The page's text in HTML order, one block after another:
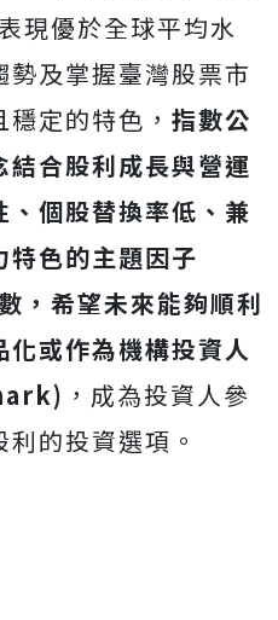
現優於全球平均水
及掌握臺灣股票市
定的特色， 指數公
結合股利成長與營運
個股替換率低、兼
特色的主題因子
，希望未來能夠順利
或作為機構投資人
，成為投資人參
的投資選項。